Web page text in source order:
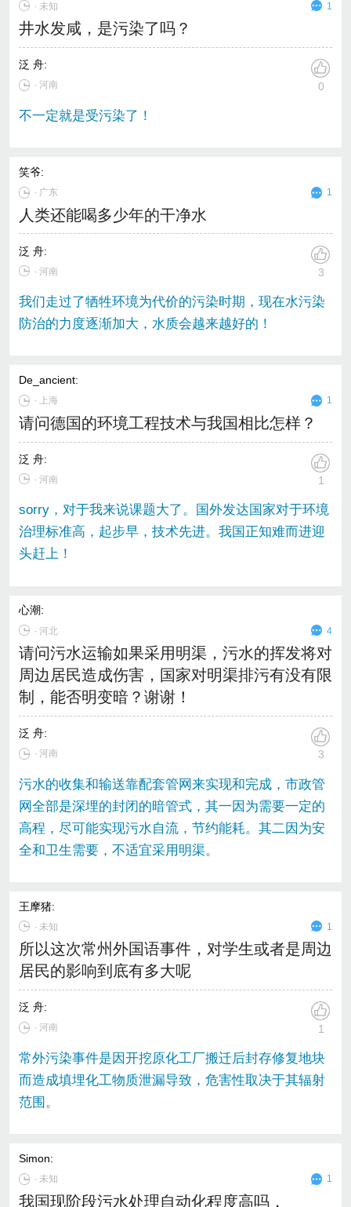
∙ 未知 1
井水发咸，是污染了吗？
泛 舟:
∙ 河南 0
不一定就是受污染了！
笑爷:
∙ 广东 1
人类还能喝多少年的干净水
泛 舟:
∙ 河南 3
我们走过了牺牲环境为代价的污染时期，现在水污染
防治的力度逐渐加大，水质会越来越好的！
De_ancient:
∙ 上海 1
请问德国的环境工程技术与我国相比怎样？
泛 舟:
∙ 河南 1
sorry，对于我来说课题大了。国外发达国家对于环境
治理标准高，起步早，技术先进。我国正知难而进迎
头赶上！
心潮:
∙河北 4
请问污水运输如果采用明渠，污水的挥发将对
周边居民造成伤害，国家对明渠排污有没有限
制，能否明变暗？谢谢！
泛 舟:
∙ 河南 3
污水的收集和输送靠配套管网来实现和完成，市政管
网全部是深埋的封闭的暗管式，其一因为需要一定的
高程，尽可能实现污水自流，节约能耗。其二因为安
全和卫生需要，不适宜采用明渠。
王摩猪:
∙ 未知 1
所以这次常州外国语事件，对学生或者是周边
居民的影响到底有多大呢
泛 舟:
∙ 河南 1
常外污染事件是因开挖原化工厂搬迁后封存修复地块
而造成填埋化工物质泄漏导致，危害性取决于其辐射
范围。
Simon:
∙ 未知 1
我国现阶段污水处理自动化程度高吗，